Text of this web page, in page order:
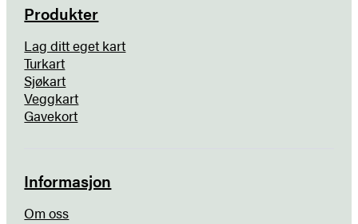
Produkter
Lag ditt eget kart
Turkart
Sjøkart
Veggkart
Gavekort
Informasjon
Om oss